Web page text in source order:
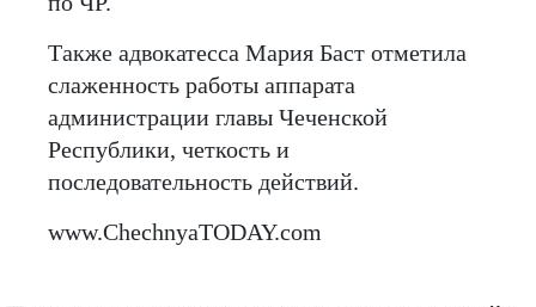
Также адвокатесса Мария Баст отметила
слаженность работы аппарата
администрации главы Чеченской
Республики, четкость и
последовательность действий.
www.ChechnyaTODAY.com